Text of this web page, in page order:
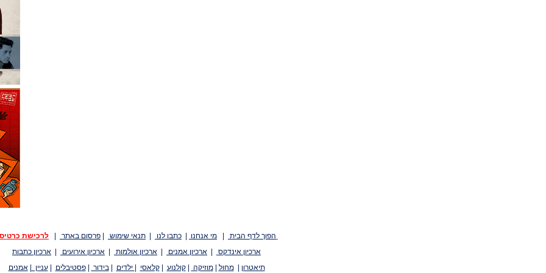
הפוך לדף הבית מי אנחנו כתבו לנו תנאי שימוש פרסום באתר
לרכישת
ארכיון אינדקס
ארכיון אמנים ארכיון אולמות ארכיון אירועים
ארכיון כתבות
תיאטרון
|מחול |מוזיקה |קולנוע |קלאסי ילדים |בידור |פסטיבלים |עניין |אמנים